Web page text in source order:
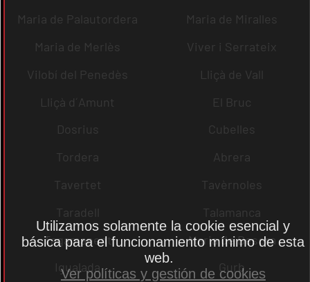
Maria de Palautordera
Maria de Miralles
Maria de Merlès
Viver i Serrateix
Vilobí del Penedès
Lliçà de Vall
Lliçà d´Amunt
El Bruc
Dosrius
Cubelles
Tordera
Abrera
Tavertet
Tavèrnoles
Taradell
Talamanca
Tagamanent
Maria de Besora
Igualada
Gurb
Utilizamos solamente la cookie esencial y
básica para el funcionamiento mínimo de esta
web.
Ver políticas y gestión de cookies